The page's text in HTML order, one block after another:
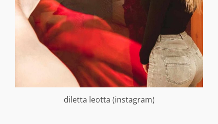
diletta leotta (instagram)